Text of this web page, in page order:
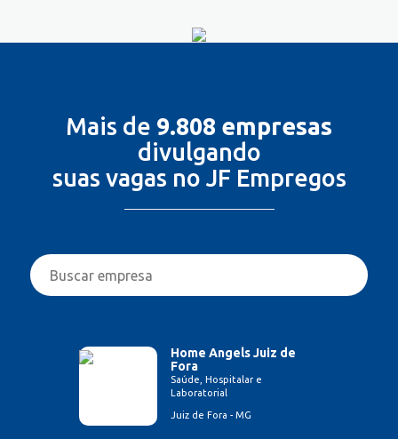
Mais de 9.808 empresas
divulgando
suas vagas no JF Empregos
Home Angels Juiz de
Fora
Saúde, Hospitalar e
Laboratorial
Juiz de Fora - MG